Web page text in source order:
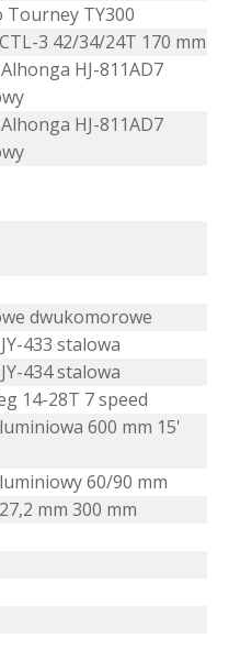
Tourney TY300
3 42/34/24T 170 mm
HJ-811AD7
HJ-811AD7
dwukomorowe
433 stalowa
434 stalowa
14-28T 7 speed
600 mm 15'
60/90 mm
mm 300 mm